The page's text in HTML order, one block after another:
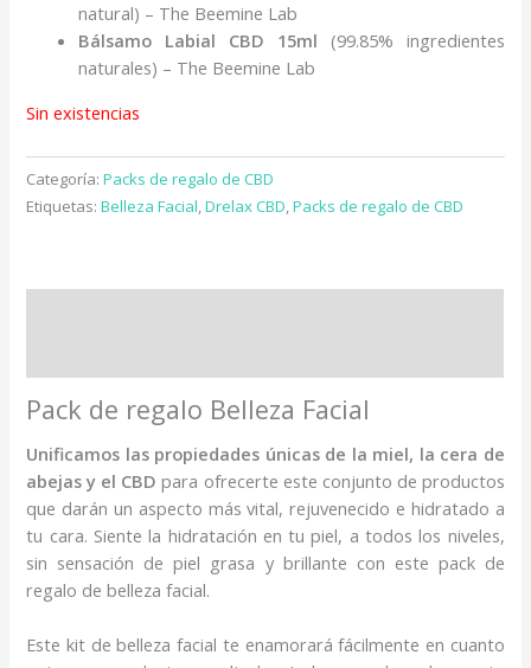
natural) – The Beemine Lab
Bálsamo Labial CBD 15ml (99.85% ingredientes
naturales) – The Beemine Lab
Sin existencias
Categoría:Packs de regalo de CBD
Etiquetas:Belleza Facial,Drelax CBD,Packs de regalo de CBD
Pack de regalo Belleza Facial
Unificamos las propiedades únicas de la miel, la cera de
abejas y el CBD para ofrecerte este conjunto de productos
que darán un aspecto más vital, rejuvenecido e hidratado a
tu cara. Siente la hidratación en tu piel, a todos los niveles,
sin sensación de piel grasa y brillante con este pack de
regalo de belleza facial.
Este kit de belleza facial te enamorará fácilmente en cuanto